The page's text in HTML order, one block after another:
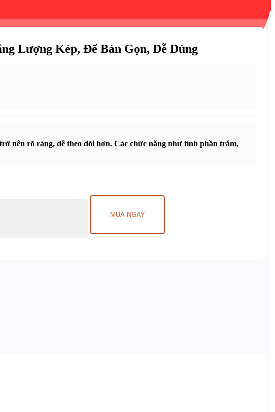
Lượng Kép, Để Bàn Gọn, Dễ Dùng
nên rõ ràng, dễ theo dõi hơn. Các chức năng như tính phần trăm,
MUA NGAY